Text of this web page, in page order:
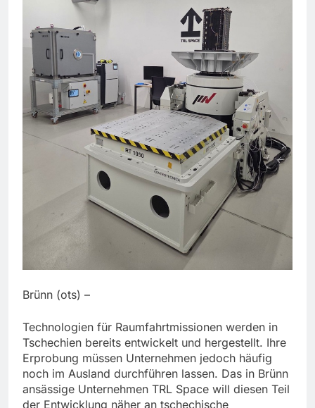
Brünn (ots) –
Technologien für Raumfahrtmissionen werden in
Tschechien bereits entwickelt und hergestellt. Ihre
Erprobung müssen Unternehmen jedoch häufig
noch im Ausland durchführen lassen. Das in Brünn
ansässige Unternehmen TRL Space will diesen Teil
der Entwicklung näher an tschechische